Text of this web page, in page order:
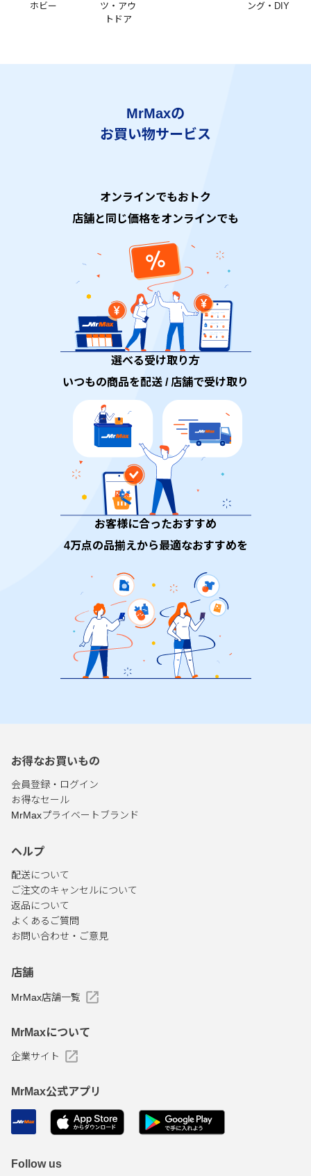
ホビー
ツ・アウ
トドア
ング・DIY
MrMaxの
お買い物サービス
オンラインでもおトク
店舗と同じ価格をオンラインでも
選べる受け取り方
いつもの商品を配送 / 店舗で受け取り
お客様に合ったおすすめ
4万点の品揃えから最適なおすすめを
お得なお買いもの
会員登録・ログイン
お得なセール
MrMaxプライベートブランド
ヘルプ
配送について
ご注文のキャンセルについて
返品について
よくあるご質問
お問い合わせ・ご意見
店舗
MrMax店舗一覧
MrMaxについて
企業サイト
MrMax公式アプリ
Follow us